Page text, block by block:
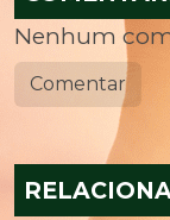
Nenhum
Comentar